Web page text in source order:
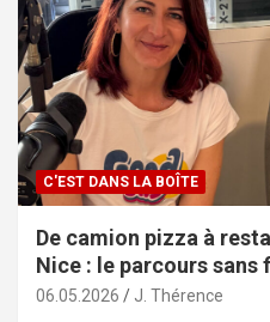
C'EST DANS LA BOÎTE
De camion pizza à
Nice : le parcours sans
06.05.2026 J. Thérence